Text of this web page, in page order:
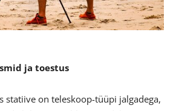
ja toestus
statiive on teleskoop-tüüpi jalgadega,